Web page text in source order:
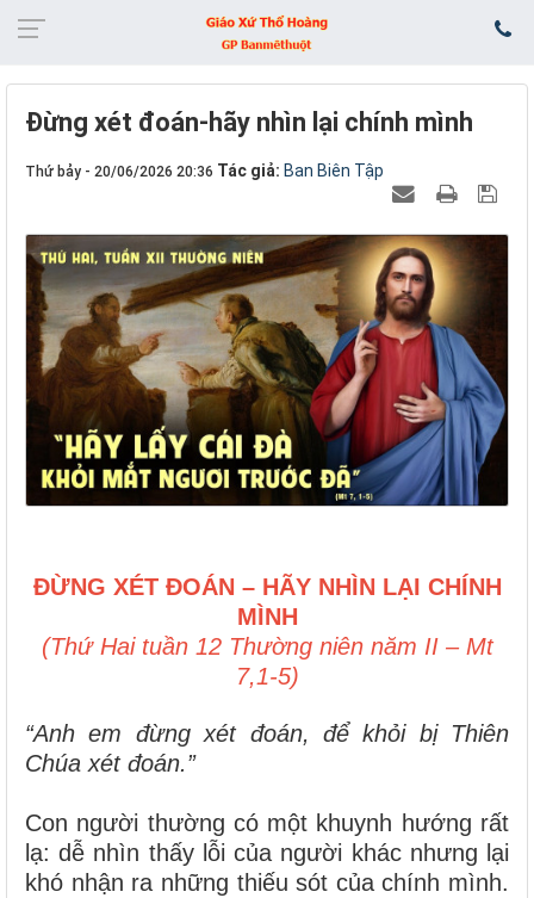
Đừng xét đoán-hãy nhìn lại chính mình
Thứ bảy - 20/06/2026 20:36 Tác giả: Ban Biên Tập
ĐỪNG XÉT ĐOÁN – HÃY NHÌN LẠI CHÍNH
MÌNH
(Thứ Hai tuần 12 Thường niên năm II – Mt
7,1-5)
“Anh em đừng xét đoán, để khỏi bị Thiên
Chúa xét đoán.”
Con người thường có một khuynh hướng rất
lạ: dễ nhìn thấy lỗi của người khác nhưng lại
khó nhận ra những thiếu sót của chính mình.